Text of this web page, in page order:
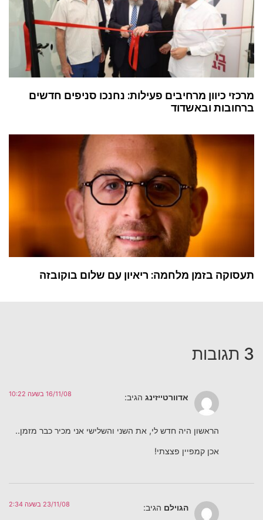
מרכזי כיוון מרחיבים פעילות: נחנכו סניפים חדשים
ברחובות ובאשדוד
תעסוקה בזמן מלחמה: ריאיון עם שלום בוקובזה
3 תגובות
אדוורטייזינג הגיב: 16/11/08 בשעה 10:22
הראשון היה חדש לי, את השני והשלישי אני מכיר כבר מזמן..
אכן קמפיין פצצתי!
הגוילם הגיב: 23/11/08 בשעה 2:34